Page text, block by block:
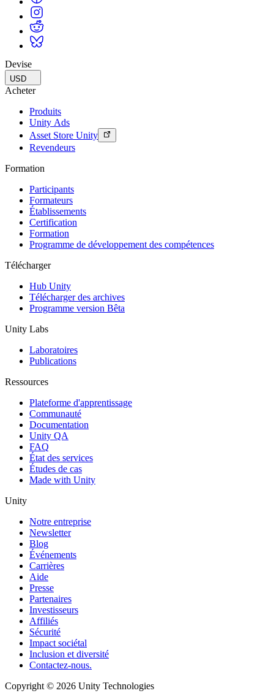
Devise
USD
Acheter
Produits
Unity Ads
Asset Store Unity
Revendeurs
Formation
Participants
Formateurs
Établissements
Certification
Formation
Programme de développement des compétences
Télécharger
Hub Unity
Télécharger des archives
Programme version Bêta
Unity Labs
Laboratoires
Publications
Ressources
Plateforme d'apprentissage
Communauté
Documentation
Unity QA
FAQ
État des services
Études de cas
Made with Unity
Unity
Notre entreprise
Newsletter
Blog
Événements
Carrières
Aide
Presse
Partenaires
Investisseurs
Affiliés
Sécurité
Impact sociétal
Inclusion et diversité
Contactez-nous.
Copyright © 2026 Unity Technologies